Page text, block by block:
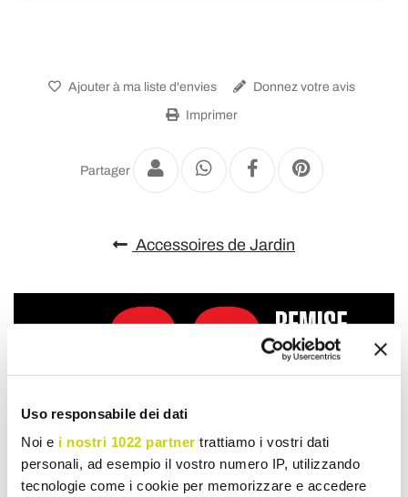
Uso responsabile dei dati
Noi e i nostri 1022 partner trattiamo i vostri dati
personali, ad esempio il vostro numero IP, utilizzando
tecnologie come i cookie per memorizzare e accedere
Ajouter à ma liste d'envies Donnez votre avis
Imprimer
Partager
Accessoires de Jardin